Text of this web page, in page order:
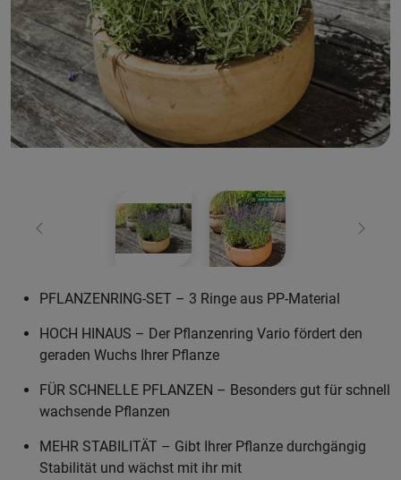
Zurück Weiter
PFLANZENRING-SET – 3 Ringe aus PP-Material
HOCH HINAUS – Der Pflanzenring Vario fördert den
geraden Wuchs Ihrer Pflanze
FÜR SCHNELLE PFLANZEN – Besonders gut für schnell
wachsende Pflanzen
MEHR STABILITÄT – Gibt Ihrer Pflanze durchgängig
Stabilität und wächst mit ihr mit